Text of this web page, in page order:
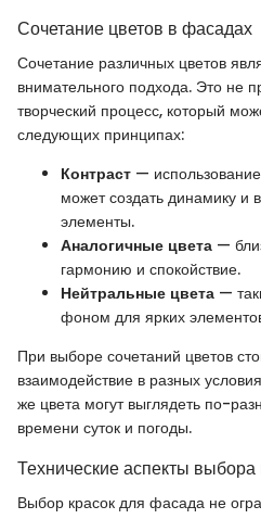
Сочетание цветов в фасадах
Сочетание различных цветов
внимательного подхода. Это не
творческий процесс, который
следующих принципах:
Контраст —
может создать динамику и
элементы.
Аналогичные цвета —
гармонию и спокойствие.
Нейтральные цвета —
фоном для ярких
При выборе сочетаний цветов
взаимодействие в разных
же цвета могут выглядеть по-
времени суток и погоды.
Технические аспекты выбора
Выбор красок для фасада не